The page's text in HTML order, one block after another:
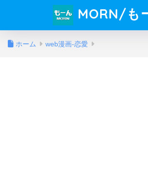
MORN/も
ホーム web漫画-恋愛